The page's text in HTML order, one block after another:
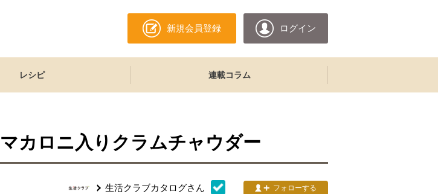
新規会員登録 ログイン
レシピ 連載コラム
カロニ入りクラムチャウダー
生活クラブカタログさん フォローする